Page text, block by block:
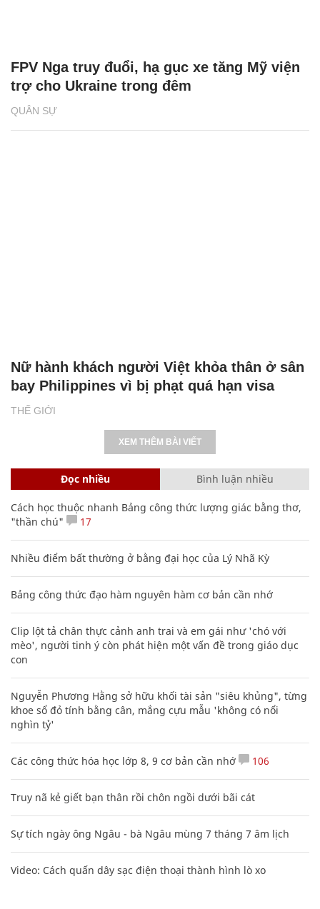
QUÂN SỰ
FPV Nga truy đuổi, hạ gục xe tăng Mỹ viện
trợ cho Ukraine trong đêm
THẾ GIỚI
Nữ hành khách người Việt khỏa thân ở sân
bay Philippines vì bị phạt quá hạn visa
XEM THÊM BÀI VIẾT
Đọc nhiều Bình luận nhiều
Cách học thuộc nhanh Bảng công thức lượng giác bằng thơ,
"thần chú"
17
Nhiều điểm bất thường ở bằng đại học của Lý Nhã Kỳ
Bảng công thức đạo hàm nguyên hàm cơ bản cần nhớ
Clip lột tả chân thực cảnh anh trai và em gái như 'chó với
mèo', người tinh ý còn phát hiện một vấn đề trong giáo dục
con
Nguyễn Phương Hằng sở hữu khối tài sản "siêu khủng", từng
khoe sổ đỏ tính bằng cân, mắng cựu mẫu 'không có nổi
nghìn tỷ'
Các công thức hóa học lớp 8, 9 cơ bản cần nhớ 106
Truy nã kẻ giết bạn thân rồi chôn ngồi dưới bãi cát
Sự tích ngày ông Ngâu - bà Ngâu mùng 7 tháng 7 âm lịch
Video: Cách quấn dây sạc điện thoại thành hình lò xo